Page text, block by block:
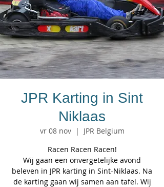
JPR Karting in Sint
Niklaas
vr 08 nov
  |
JPR Belgium
Racen Racen Racen!
Wij gaan een onvergetelijke avond
beleven in JPR karting in Sint-Niklaas. Na
de karting gaan wij samen aan tafel. Wij